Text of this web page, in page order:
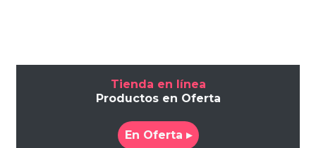
Tienda en línea
Productos en Oferta
En Oferta ▸